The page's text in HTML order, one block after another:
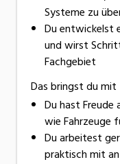
Systeme zu
Du entwickelst
und wirst
Fachgebiet
Das bringst du mit
Du hast Freude
wie Fahrzeuge
Du arbeitest
praktisch mit an